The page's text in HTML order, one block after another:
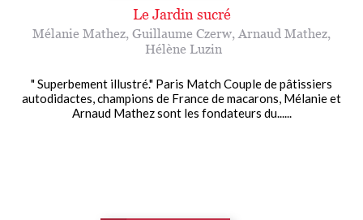
Le Jardin sucré
Mélanie Mathez, Guillaume Czerw, Arnaud Mathez,
Hélène Luzin
" Superbement illustré." Paris Match Couple de pâtissiers
autodidactes, champions de France de macarons, Mélanie et
Arnaud Mathez sont les fondateurs du......